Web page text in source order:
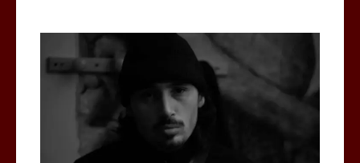
Découvrez « Lacrimae Lunae », le
nouvel EP d’UZAC
3 minutes